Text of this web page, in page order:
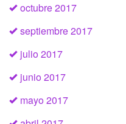
octubre 2017
septiembre 2017
julio 2017
junio 2017
mayo 2017